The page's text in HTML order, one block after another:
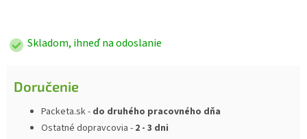
Skladom, ihneď na odoslanie
Doručenie
Packeta.sk - do druhého pracovného dňa
Ostatné dopravcovia - 2 - 3 dni